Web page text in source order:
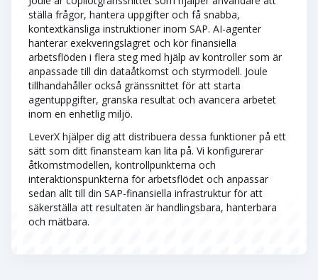
ställa frågor, hantera uppgifter och få snabba,
kontextkänsliga instruktioner inom SAP. AI-agenter
hanterar exekveringslagret och kör finansiella
arbetsflöden i flera steg med hjälp av kontroller som är
anpassade till din dataåtkomst och styrmodell. Joule
tillhandahåller också gränssnittet för att starta
agentuppgifter, granska resultat och avancera arbetet
inom en enhetlig miljö.
LeverX hjälper dig att distribuera dessa funktioner på ett
sätt som ditt finansteam kan lita på. Vi konfigurerar
åtkomstmodellen, kontrollpunkterna och
interaktionspunkterna för arbetsflödet och anpassar
sedan allt till din SAP-finansiella infrastruktur för att
säkerställa att resultaten är handlingsbara, hanterbara
och mätbara.